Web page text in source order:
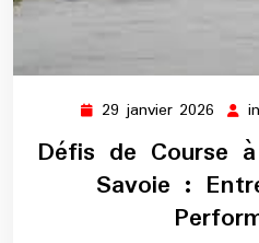
29 janvier 2026 29
janvier
2026
Défis de Course
Savoie :